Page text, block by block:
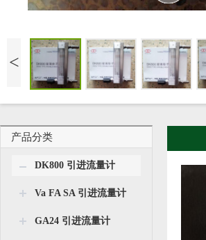
<
产品分类
DK800 引进流量计
Va FA SA 引进流量计
GA24 引进流量计